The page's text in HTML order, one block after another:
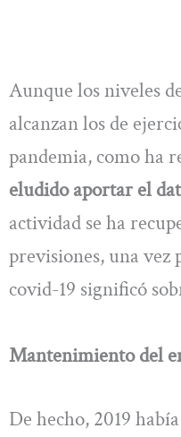
Aunque los niveles
alcanzan los de
pandemia, como ha
eludido aportar el
actividad se ha
previsiones, una vez
covid-19 significó
Mantenimiento del
De hecho, 2019